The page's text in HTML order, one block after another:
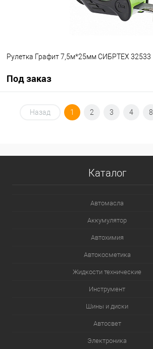
Рулетка Графит 7,5м*25мм СИБРТЕХ 32533
Под заказ
Под заказ
Назад 1 2 3 4 8
Каталог
Автомасла
Аккумулятор
Автохимия
Автокосметика
Жидкости технические
Инструмент
Шины и диски
Автосвет
Электроника